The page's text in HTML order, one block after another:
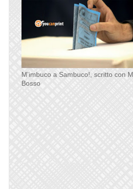
M'imbuco a Sambuco!, scritto con M.
Bosso